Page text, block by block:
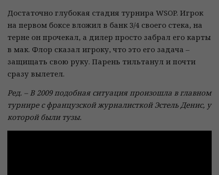
Достаточно глубокая стадия турнира WSOP. Игрок
на первом боксе вложил в банк 3/4 своего стека, на
терне он прочекал, а дилер просто забрал его карты
в мак. Флор сказал игроку, что это его задача –
защищать свою руку. Парень тильтанул и почти
сразу вылетел.
Ред. – В 2009 подобная ситуация произошла в главном
турнире с французской журналисткой Эстель Денис, у
которой были тузы.